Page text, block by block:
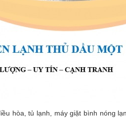
hòa, tủ lạnh, máy giặt bình nóng